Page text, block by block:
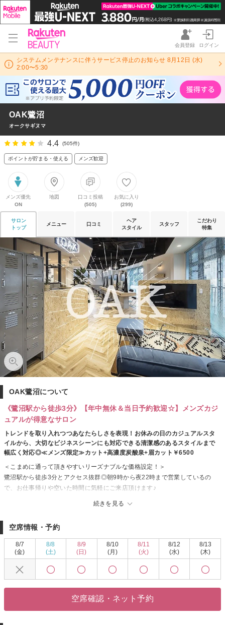
会員登録 ログイン
システムメンテナンスに伴うサービス停止のお知らせ 8月12日 (水)
2:00〜5:30
OAK鷺沼
オークサギヌマ
4.4 (505件)
ポイントが貯まる・使える メンズ歓迎
メンズ優先
ON
地図
口コミ投稿
(505)
お気に入り
(299)
サロン
トップ
メニュー 口コミ
ヘア
スタイル
スタッフ
こだわり
特集
OAK鷺沼について
《鷺沼駅から徒歩3分》【年中無休＆当日予約歓迎☆】メンズカジ
ュアルが得意なサロン
トレンドを取り入れつつあなたらしさを表現！お休みの日のカジュアルスタ
イルから、大切なビジネスシーンにも対応できる清潔感のあるスタイルまで
幅広く対応◎≪メンズ限定≫カット+高濃度炭酸泉+眉カット￥6500
続きを見る
＜こまめに通って頂きやすいリーズナブルな価格設定！＞
鷺沼駅から徒歩3分とアクセス抜群◎朝9時から夜22時まで営業しているの
で、お仕事帰りや空いた時間に気軽にご来店頂けます♪
ぜひ【OAK鷺沼（オークサギヌマ）】へ気軽にお越しください！
空席情報・予約
8/7
(金)
8/8
(土)
8/9
(日)
8/10
(月)
8/11
(火)
8/12
(水)
8/13
(木)
空席確認・ネット予約